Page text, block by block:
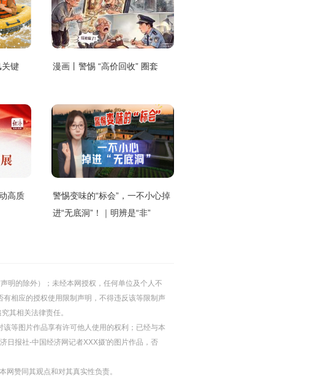
关键
漫画丨警惕 “高价回收” 圈套
高质
警惕变味的“标会”，一不小心掉
进“无底洞”！｜明辨是“非”
明的除外）；未经本网授权，任何单位及个人不
相应的授权使用限制声明，不得违反该等限制声
其相关法律责任。
等图片作品享有许可他人使用的权利；已经与本
日报社-中国经济网记者XXX摄'的图片作品，否
赞同其观点和对其真实性负责。